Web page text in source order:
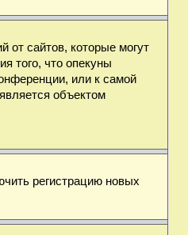
от сайтов, которые могут
того, что опекуны
или к самой
объектом
регистрацию новых